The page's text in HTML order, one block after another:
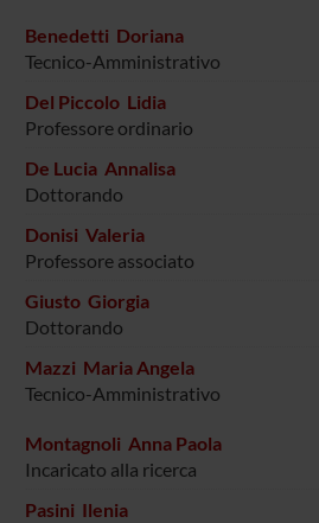
Benedetti Doriana
Tecnico-Amministrativo
Del Piccolo Lidia
Professore ordinario
De Lucia Annalisa
Dottorando
Donisi Valeria
Professore associato
Giusto Giorgia
Dottorando
Mazzi Maria Angela
Tecnico-Amministrativo
Montagnoli Anna Paola
Incaricato alla ricerca
Pasini Ilenia